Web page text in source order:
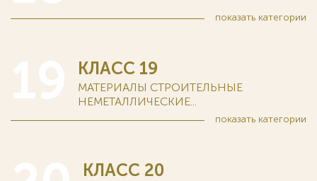
показать категории
КЛАСС 19
МАТЕРИАЛЫ СТРОИТЕЛЬНЫЕ
НЕМЕТАЛЛИЧЕСКИЕ...
показать категории
КЛАСС 20